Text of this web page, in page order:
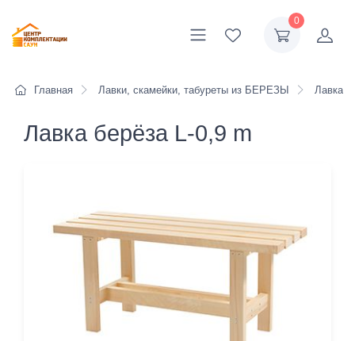
0
Главная Лавки, скамейки, табуреты из БЕРЕЗЫ Лавка
Лавка берёза L-0,9 m